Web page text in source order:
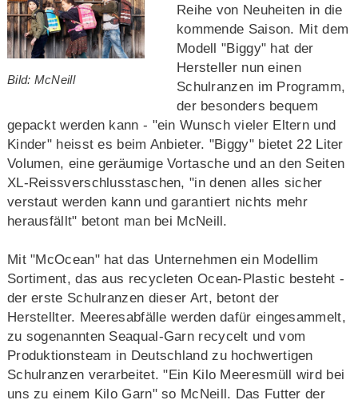
Bild: McNeill
Reihe von Neuheiten in die
kommende Saison. Mit dem
Modell "Biggy" hat der
Hersteller nun einen
Schulranzen im Programm,
der besonders bequem
gepackt werden kann - "ein Wunsch vieler Eltern und
Kinder" heisst es beim Anbieter. "Biggy" bietet 22 Liter
Volumen, eine geräumige Vortasche und an den Seiten
XL-Reissverschlusstaschen, "in denen alles sicher
verstaut werden kann und garantiert nichts mehr
herausfällt" betont man bei McNeill.
Mit "McOcean" hat das Unternehmen ein Modellim
Sortiment, das aus recycleten Ocean-Plastic besteht -
der erste Schulranzen dieser Art, betont der
Herstellter. Meeresabfälle werden dafür eingesammelt,
zu sogenannten Seaqual-Garn recycelt und vom
Produktionsteam in Deutschland zu hochwertigen
Schulranzen verarbeitet. "Ein Kilo Meeresmüll wird bei
uns zu einem Kilo Garn" so McNeill. Das Futter der